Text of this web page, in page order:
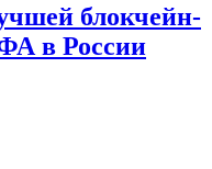
блокчейн-
в России